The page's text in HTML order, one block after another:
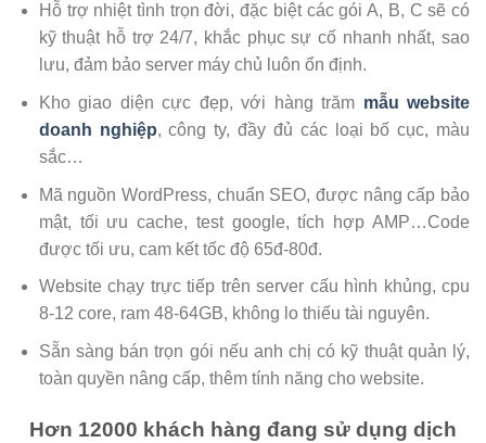
Hỗ trợ nhiệt tình trọn đời, đặc biệt các gói A, B, C sẽ có
kỹ thuật hỗ trợ 24/7, khắc phục sự cố nhanh nhất, sao
lưu, đảm bảo server máy chủ luôn ổn định.
Kho giao diện cực đẹp, với hàng trăm mẫu website
doanh nghiệp, công ty, đầy đủ các loại bố cục, màu
sắc…
Mã nguồn WordPress, chuẩn SEO, được nâng cấp bảo
mật, tối ưu cache, test google, tích hợp AMP…Code
được tối ưu, cam kết tốc độ 65đ-80đ.
Website chạy trực tiếp trên server cấu hình khủng, cpu
8-12 core, ram 48-64GB, không lo thiếu tài nguyên.
Sẵn sàng bán trọn gói nếu anh chị có kỹ thuật quản lý,
toàn quyền nâng cấp, thêm tính năng cho website.
Hơn 12000 khách hàng đang sử dụng dịch